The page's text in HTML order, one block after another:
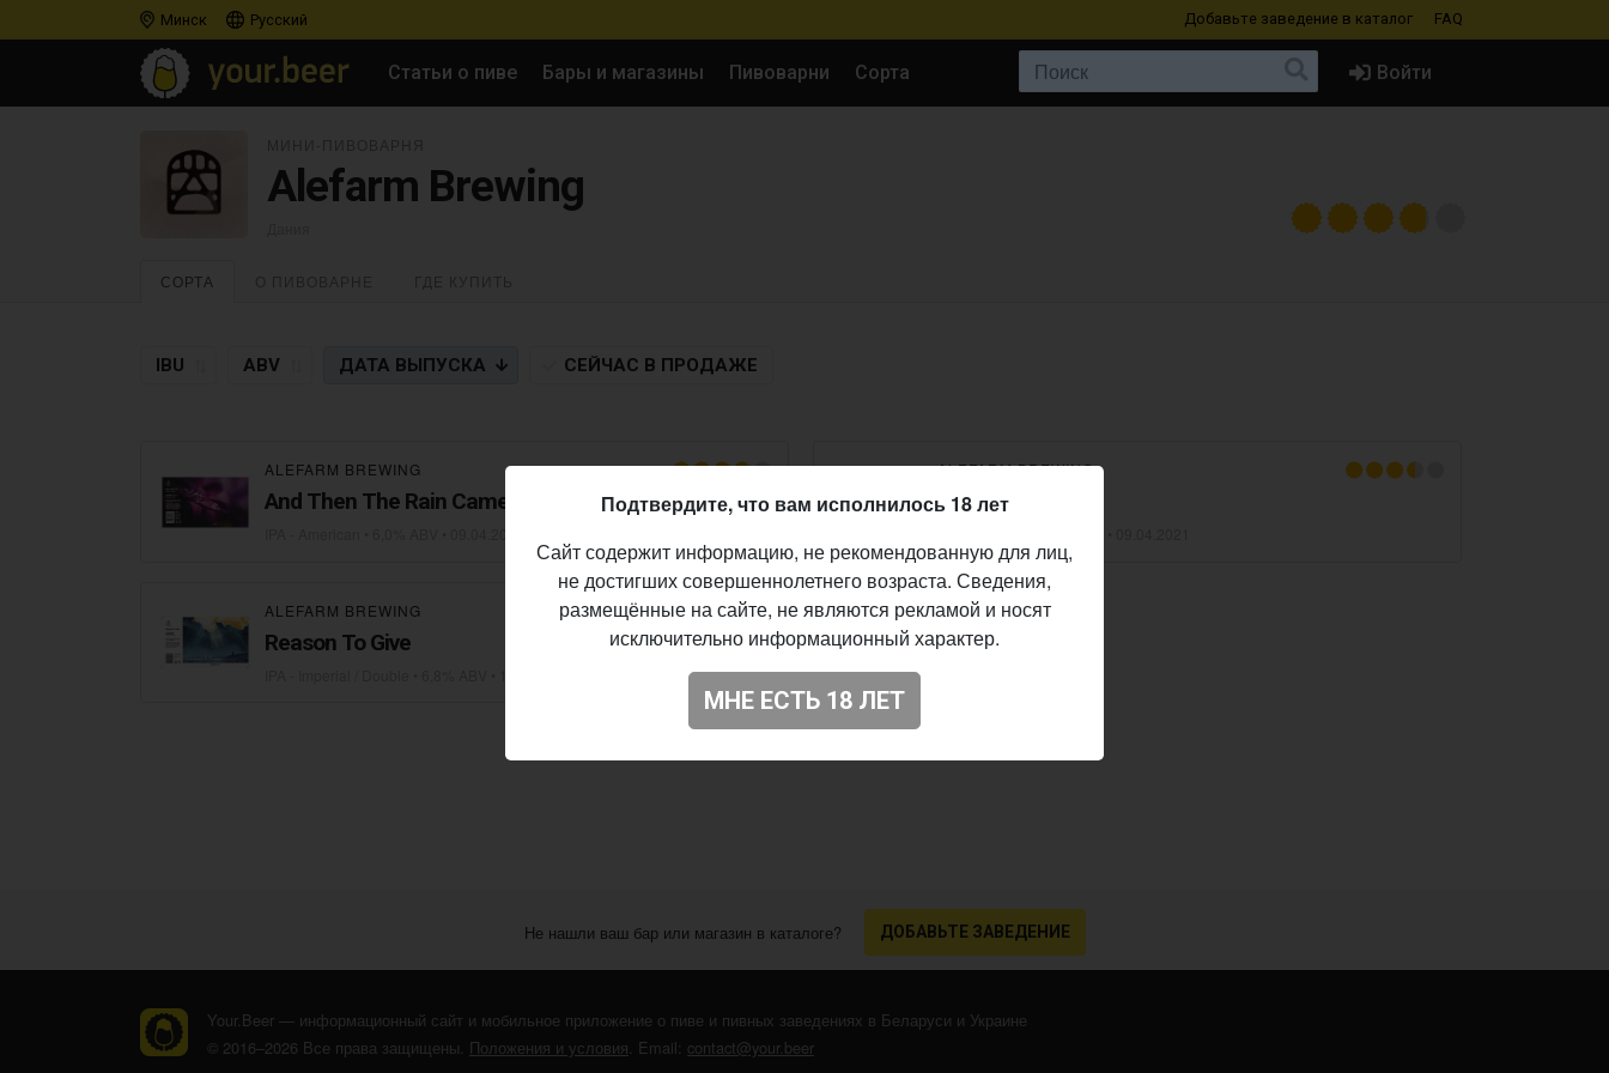
Минск Русский Добавьте заведение в каталог FAQ
Статьи о пиве Бары и магазины Пивоварни Сорта Войти
Alefarm Brewing
СОРТА
IBU ABV ДАТА ВЫПУСКА СЕЙЧАС В ПРОДАЖЕ
ALEFARM BREWING
And Then The Rain Came
ALEFARM BREWING
Sun Lounger
ALEFARM BREWING
Reason To Give
Не нашли ваш бар или магазин в каталоге? ДОБАВЬТЕ ЗАВЕДЕНИЕ
Your.Beer — информационный сайт и мобильное приложение о пиве и пивных заведениях в Беларуси и Украине
© 2016–2026 Все права защищены. Положения и условия. Email: contact@your.beer
Подтвердите, что вам исполнилось 18 лет
Сайт содержит информацию, не рекомендованную для лиц,
не достигших совершеннолетнего возраста. Сведения,
размещённые на сайте, не являются рекламой и носят
исключительно информационный характер.
МНЕ ЕСТЬ 18 ЛЕТ